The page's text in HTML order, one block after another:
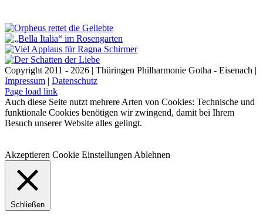
Copyright 2011 - 2026 | Thüringen Philharmonie Gotha - Eisenach |
Impressum | Datenschutz
Facebook
Instagram
WhatsApp
YouTube
E-
Mail
Telefon
Page load link
Auch diese Seite nutzt mehrere Arten von Cookies: Technische und
funktionale Cookies benötigen wir zwingend, damit bei Ihrem
Besuch unserer Website alles gelingt.
Akzeptieren Cookie Einstellungen Ablehnen
Schließen